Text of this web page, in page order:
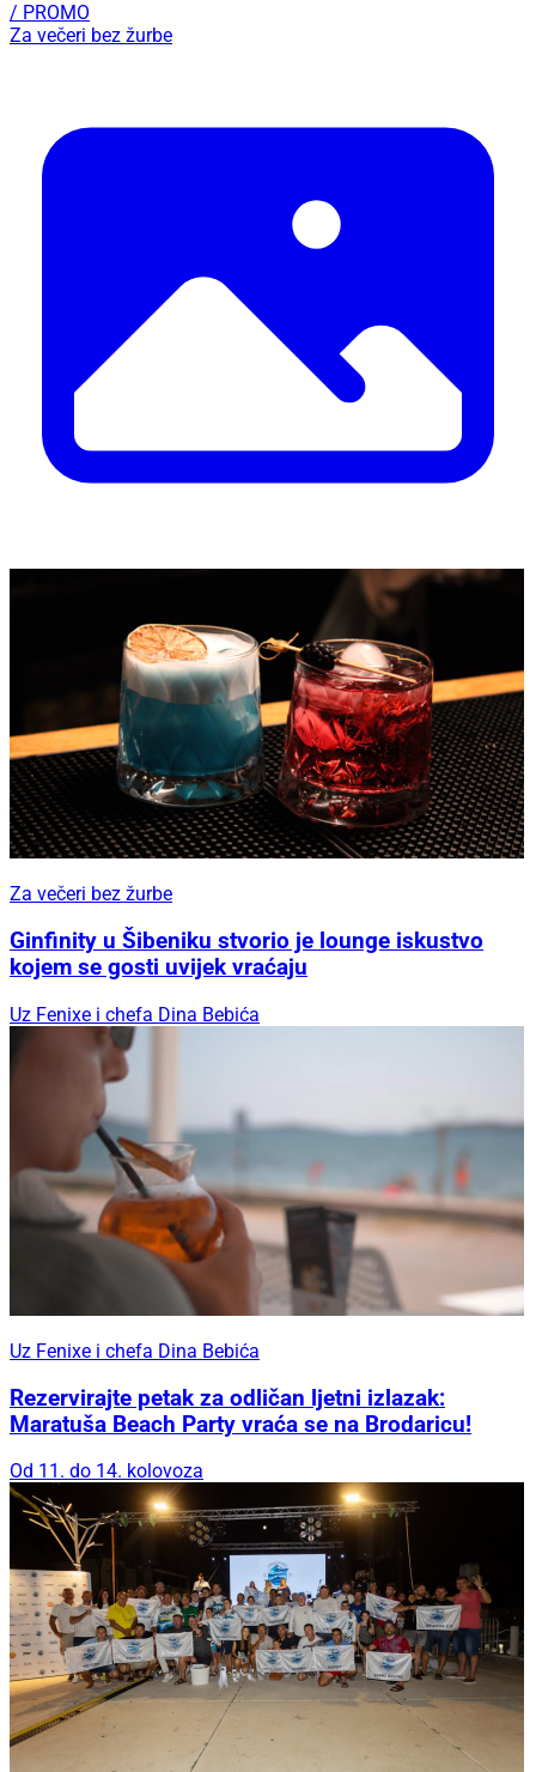
/ PROMO
Za večeri bez žurbe
Za večeri bez žurbe
Ginfinity u Šibeniku stvorio je lounge iskustvo
kojem se gosti uvijek vraćaju
Uz Fenixe i chefa Dina Bebića
Uz Fenixe i chefa Dina Bebića
Rezervirajte petak za odličan ljetni izlazak:
Maratuša Beach Party vraća se na Brodaricu!
Od 11. do 14. kolovoza